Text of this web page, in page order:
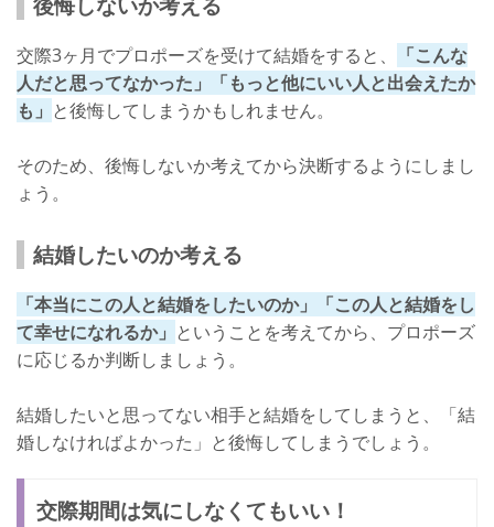
交際3ヶ月でプロポーズを受けて結婚をすると、
「こんな
人だと思ってなかった」「もっと他にいい人と出会えたか
も」 と後悔してしまうかもしれません。
そのため、後悔しないか考えてから決断するようにしまし
ょう。
結婚したいのか考える
「本当にこの人と結婚をしたいのか」「この人と結婚をし
て幸せになれるか」 ということを考えてから、プロポーズ
に応じるか判断しましょう。
結婚したいと思ってない相手と結婚をしてしまうと、「結
婚しなければよかった」と後悔してしまうでしょう。
交際期間は気にしなくてもいい！